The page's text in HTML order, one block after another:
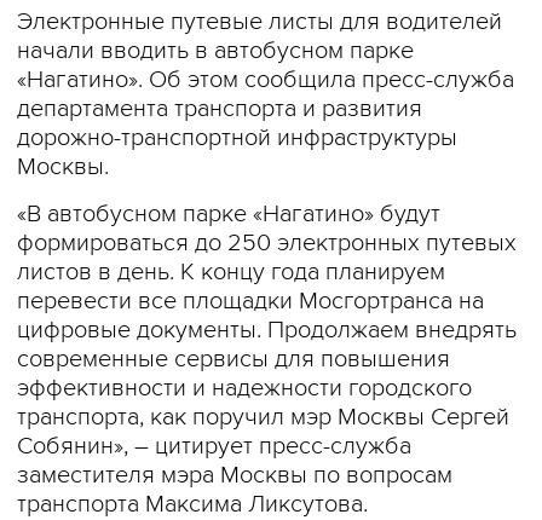
Электронные путевые листы для водителей
начали вводить в автобусном парке
«Нагатино». Об этом сообщила пресс-служба
департамента транспорта и развития
дорожно-транспортной инфраструктуры
Москвы.
«В автобусном парке «Нагатино» будут
формироваться до 250 электронных путевых
листов в день. К концу года планируем
перевести все площадки Мосгортранса на
цифровые документы. Продолжаем внедрять
современные сервисы для повышения
эффективности и надежности городского
транспорта, как поручил мэр Москвы Сергей
Собянин», – цитирует пресс-служба
заместителя мэра Москвы по вопросам
транспорта Максима Ликсутова.